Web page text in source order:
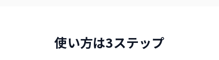
使い方は3ステップ